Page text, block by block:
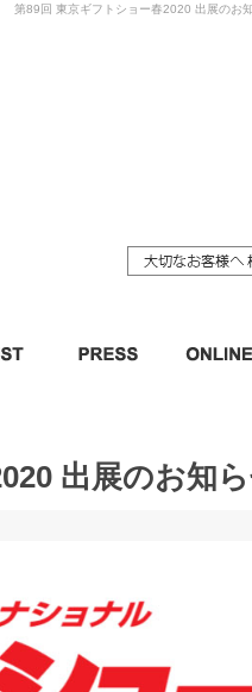
第89回 東京ギフトショー春2020 出展のお
出展のお知